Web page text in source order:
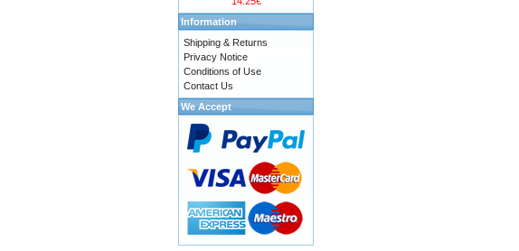
Information
Shipping & Returns
Privacy Notice
Conditions of Use
Contact Us
We Accept